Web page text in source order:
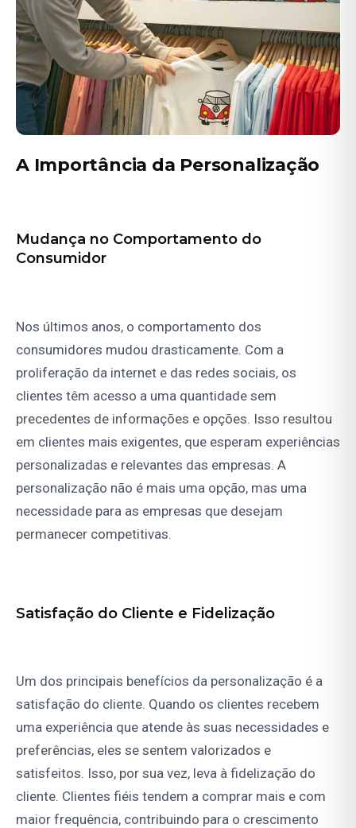
A Importância da Personalização
Mudança no Comportamento do
Consumidor
Nos últimos anos, o comportamento dos
consumidores mudou drasticamente. Com a
proliferação da internet e das redes sociais, os
clientes têm acesso a uma quantidade sem
precedentes de informações e opções. Isso resultou
em clientes mais exigentes, que esperam experiências
personalizadas e relevantes das empresas. A
personalização não é mais uma opção, mas uma
necessidade para as empresas que desejam
permanecer competitivas.
Satisfação do Cliente e Fidelização
Um dos principais benefícios da personalização é a
satisfação do cliente. Quando os clientes recebem
uma experiência que atende às suas necessidades e
preferências, eles se sentem valorizados e
satisfeitos. Isso, por sua vez, leva à fidelização do
cliente. Clientes fiéis tendem a comprar mais e com
maior frequência, contribuindo para o crescimento